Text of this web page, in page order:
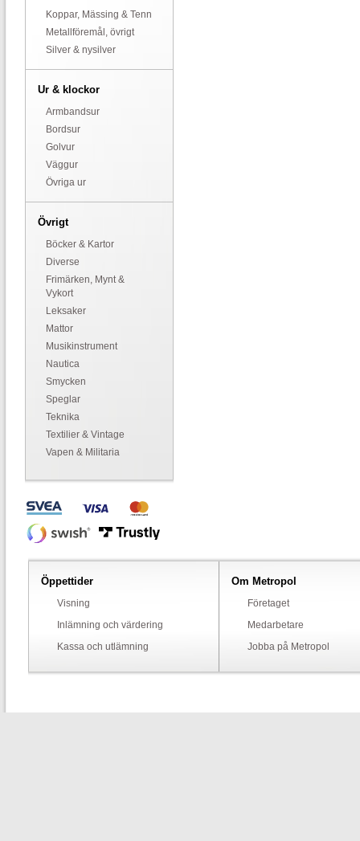
Koppar, Mässing & Tenn
Metallföremål, övrigt
Silver & nysilver
Ur & klockor
Armbandsur
Bordsur
Golvur
Väggur
Övriga ur
Övrigt
Böcker & Kartor
Diverse
Frimärken, Mynt &
Vykort
Leksaker
Mattor
Musikinstrument
Nautica
Smycken
Speglar
Teknika
Textilier & Vintage
Vapen & Militaria
Öppettider
Visning
Inlämning och värdering
Kassa och utlämning
Om Metropol
Företaget
Medarbetare
Jobba på Metropol